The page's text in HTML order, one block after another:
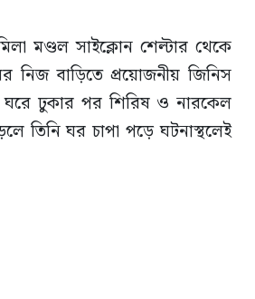
মণ্ডল সাইক্লোন শেল্টার থেকে
নিজ বাড়িতে প্রয়োজনীয় জিনিস
ঘরে ঢুকার পর শিরিষ ও নারকেল
তিনি ঘর চাপা পড়ে ঘটনাস্থলেই